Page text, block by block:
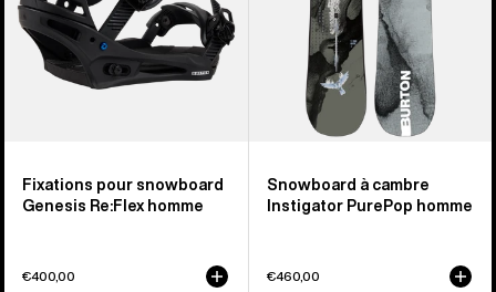
homme
Fixations pour snowboard
Genesis Re:Flex homme
€400,00
Snowboard à cambre
Instigator PurePop homme
€460,00